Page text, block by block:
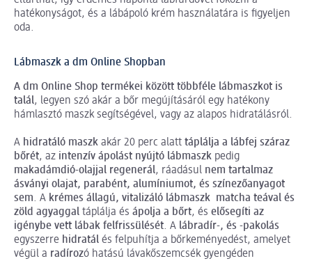
hatékonyságot, és a lábápoló krém használatára is figyeljen
oda.
Lábmaszk a dm Online Shopban
A dm Online Shop termékei között többféle lábmaszkot is
talál, legyen szó akár a bőr megújításáról egy hatékony
hámlasztó maszk segítségével, vagy az alapos hidratálásról.
A hidratáló maszk akár 20 perc alatt táplálja a lábfej száraz
bőrét, az intenzív ápolást nyújtó lábmaszk pedig
makadámdió-olajjal regenerál, ráadásul nem tartalmaz
ásványi olajat, parabént, alumíniumot, és színezőanyagot
sem. A krémes állagú, vitalizáló lábmaszk matcha teával és
zöld agyaggal táplálja és ápolja a bőrt, és elősegíti az
igénybe vett lábak felfrissülését. A lábradír-, és -pakolás
egyszerre hidratál és felpuhítja a bőrkeményedést, amelyet
végül a radírozó hatású lávakőszemcsék gyengéden